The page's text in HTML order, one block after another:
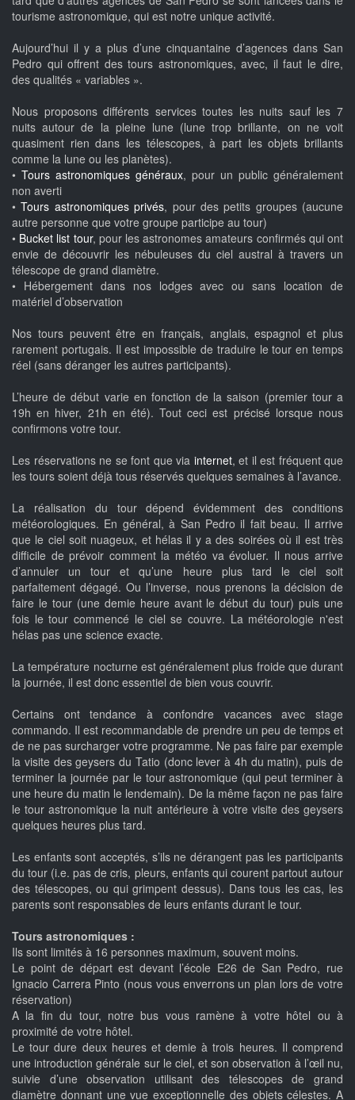
tourisme astronomique, qui est notre unique activité.
Aujourd’hui il y a plus d’une cinquantaine d’agences dans San
Pedro qui offrent des tours astronomiques, avec, il faut le dire,
des qualités « variables ».
Nous proposons différents services toutes les nuits sauf les 7
nuits autour de la pleine lune (lune trop brillante, on ne voit
quasiment rien dans les télescopes, à part les objets brillants
comme la lune ou les planètes).
• Tours astronomiques généraux, pour un public généralement
non averti
•Tours astronomiques privés, pour des petits groupes (aucune
autre personne que votre groupe participe au tour)
• Bucket list tour, pour les astronomes amateurs confirmés qui ont
envie de découvrir les nébuleuses du ciel austral à travers un
télescope de grand diamètre.
• Hébergement dans nos lodges avec ou sans location de
matériel d’observation
Nos tours peuvent être en français, anglais, espagnol et plus
rarement portugais. Il est impossible de traduire le tour en temps
réel (sans déranger les autres participants).
L’heure de début varie en fonction de la saison (premier tour a
19h en hiver, 21h en été). Tout ceci est précisé lorsque nous
confirmons votre tour.
Les réservations ne se font que via internet, et il est fréquent que
les tours soient déjà tous réservés quelques semaines à l’avance.
La réalisation du tour dépend évidemment des conditions
météorologiques. En général, à San Pedro il fait beau. Il arrive
que le ciel soit nuageux, et hélas il y a des soirées où il est très
difficile de prévoir comment la météo va évoluer. Il nous arrive
d’annuler un tour et qu’une heure plus tard le ciel soit
parfaitement dégagé. Ou l’inverse, nous prenons la décision de
faire le tour (une demie heure avant le début du tour) puis une
fois le tour commencé le ciel se couvre. La météorologie n'est
hélas pas une science exacte.
La température nocturne est généralement plus froide que durant
la journée, il est donc essentiel de bien vous couvrir.
Certains ont tendance à confondre vacances avec stage
commando. Il est recommandable de prendre un peu de temps et
de ne pas surcharger votre programme. Ne pas faire par exemple
la visite des geysers du Tatio (donc lever à 4h du matin), puis de
terminer la journée par le tour astronomique (qui peut terminer à
une heure du matin le lendemain). De la même façon ne pas faire
le tour astronomique la nuit antérieure à votre visite des geysers
quelques heures plus tard.
Les enfants sont acceptés, s’ils ne dérangent pas les participants
du tour (i.e. pas de cris, pleurs, enfants qui courent partout autour
des télescopes, ou qui grimpent dessus). Dans tous les cas, les
parents sont responsables de leurs enfants durant le tour.
Tours astronomiques :
Ils sont limités à 16 personnes maximum, souvent moins.
Le point de départ est devant l’école E26 de San Pedro, rue
Ignacio Carrera Pinto (nous vous enverrons un plan lors de votre
réservation)
A la fin du tour, notre bus vous ramène à votre hôtel ou à
proximité de votre hôtel.
Le tour dure deux heures et demie à trois heures. Il comprend
une introduction générale sur le ciel, et son observation à l’œil nu,
suivie d’une observation utilisant des télescopes de grand
diamètre donnant une vue exceptionnelle des objets célestes. A